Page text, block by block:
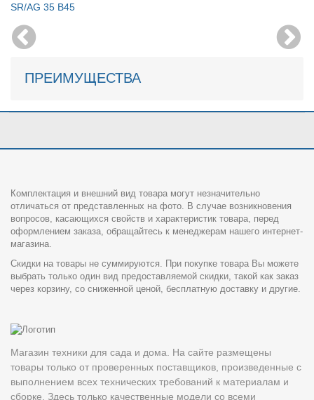
SR/AG 35 B45
ПРЕИМУЩЕСТВА
Комплектация и внешний вид товара могут незначительно
отличаться от представленных на фото. В случае возникновения
вопросов, касающихся свойств и характеристик товара, перед
оформлением заказа, обращайтесь к менеджерам нашего интернет-
магазина.
Скидки на товары не суммируются. При покупке товара Вы можете
выбрать только один вид предоставляемой скидки, такой как заказ
через корзину, со сниженной ценой, бесплатную доставку и другие.
Магазин техники для сада и дома. На сайте размещены
товары только от проверенных поставщиков, произведенные с
выполнением всех технических требований к материалам и
сборке. Здесь только качественные модели со всеми